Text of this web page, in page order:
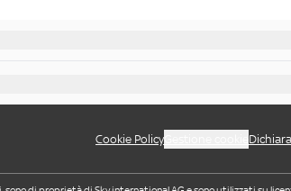
Cookie Policy